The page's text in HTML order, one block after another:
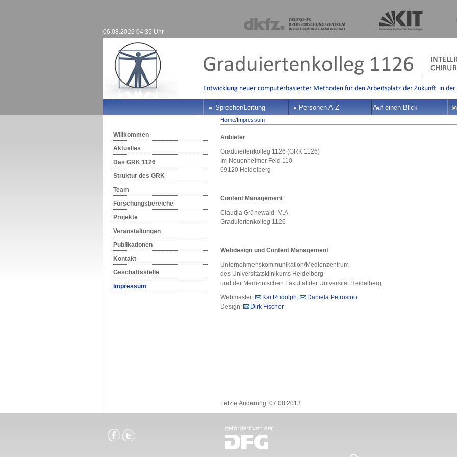
06.08.2026 04:35 Uhr
Sprecher/Leitung Personen A-Z Auf einen Blick
Willkommen
Aktuelles
Das GRK 1126
Struktur des GRK
Team
Forschungsbereiche
Projekte
Veranstaltungen
Publikationen
Kontakt
Geschäftsstelle
Impressum
Home/Impressum
Anbieter
Graduiertenkolleg 1126 (GRK 1126)
Im Neuenheimer Feld 110
69120 Heidelberg
Content Management
Claudia Grünewald, M.A.
Graduiertenkolleg 1126
Webdesign und Content Management
Unternehmenskommunikation/Medienzentrum
des Universitätsklinikums Heidelberg
und der Medizinischen Fakultät der Universität Heidelberg
Webmaster:
Kai Rudolph,
Daniela Petrosino
Design:
Dirk Fischer
Letzte Änderung: 07.08.2013